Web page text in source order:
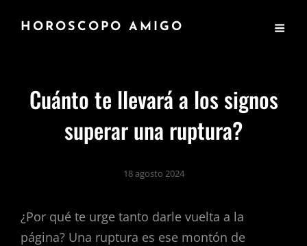
HOROSCOPO AMIGO
Cuánto te llevará a los signos
superar una ruptura?
18 agosto 2024
​¿Por qué te urge tanto darle vuelta a la
página? Una ruptura es ese montón de